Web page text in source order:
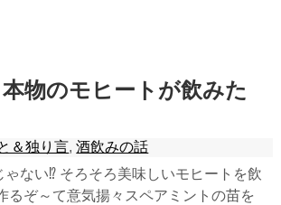
物のモヒートが飲みた
＆独り言,酒飲みの話
ない⁉ そろそろ美味しいモヒートを飲
るぞ～て意気揚々スペアミントの苗を